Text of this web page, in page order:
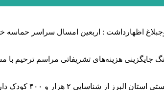
جایگزینی هزینه‌های تشریفاتی مراسم ترحیم با